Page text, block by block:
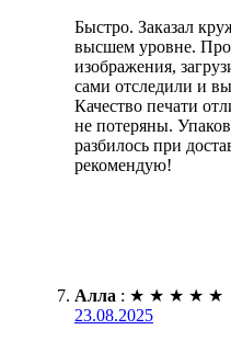
Быстро. Заказал
высшем уровне.
изображения,
сами отследили и
Качество печати
не потеряны.
разбилось при
рекомендую!
Алла : ★ ★ ★ ★ ★
23.08.2025